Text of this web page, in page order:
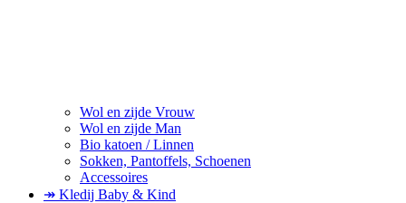
Wol en zijde Vrouw
Wol en zijde Man
Bio katoen / Linnen
Sokken, Pantoffels, Schoenen
Accessoires
↠ Kledij Baby & Kind